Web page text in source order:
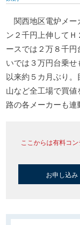
関西地区電炉メー
ン２千円上伸して
ースでは２万８千
いでは３万円台乗
以来約５カ月ぶり
山など全工場で買
路の各メーカーも
ここからは有料コ
お申し込み